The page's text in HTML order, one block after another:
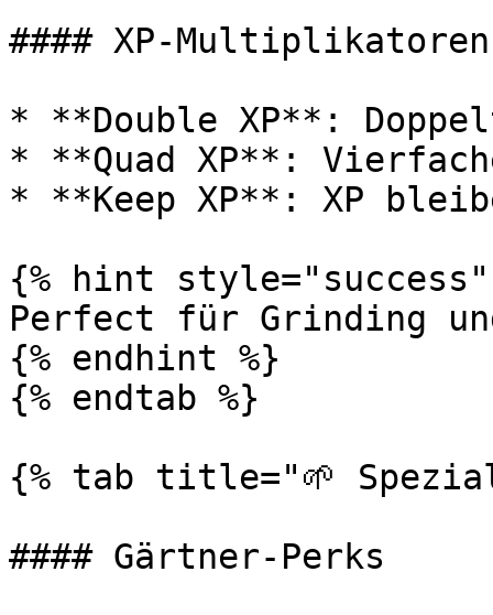
#### XP-Multiplikatoren
* **Double XP**:
* **Quad XP**:
* **Keep XP**: XP
{% hint style="success"
Perfect für Grinding
{% endhint %}
{% endtab %}
{% tab title="🌱
#### Gärtner-Perks